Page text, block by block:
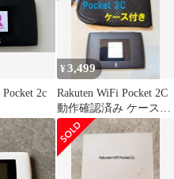
2c
¥3,499
Rakuten WiFi Pocket 2C
動作確認済み ケース付
き ルーター